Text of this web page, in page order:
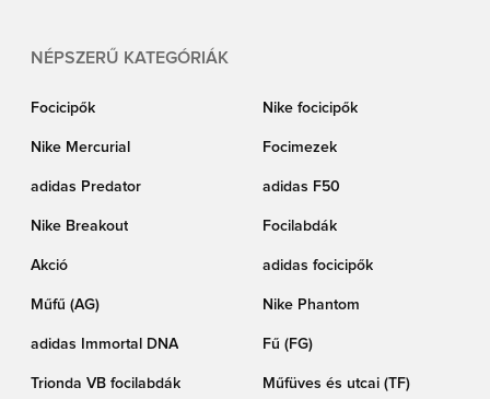
NÉPSZERŰ KATEGÓRIÁK
Focicipők Nike focicipők
Nike Mercurial Focimezek
adidas Predator adidas F50
Nike Breakout Focilabdák
Akció adidas focicipők
Műfű (AG) Nike Phantom
adidas Immortal DNA Fű (FG)
Trionda VB focilabdák Műfüves és utcai (TF)